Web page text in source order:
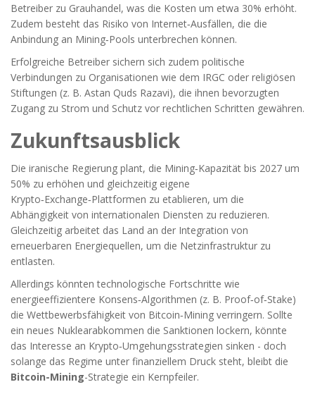
Betreiber zu Grauhandel, was die Kosten um etwa 30% erhöht.
Zudem besteht das Risiko von Internet‑Ausfällen, die die
Anbindung an Mining‑Pools unterbrechen können.
Erfolgreiche Betreiber sichern sich zudem politische
Verbindungen zu Organisationen wie dem IRGC oder religiösen
Stiftungen (z. B. Astan Quds Razavi), die ihnen bevorzugten
Zugang zu Strom und Schutz vor rechtlichen Schritten gewähren.
Zukunftsausblick
Die iranische Regierung plant, die Mining‑Kapazität bis 2027 um
50% zu erhöhen und gleichzeitig eigene
Krypto‑Exchange‑Plattformen zu etablieren, um die
Abhängigkeit von internationalen Diensten zu reduzieren.
Gleichzeitig arbeitet das Land an der Integration von
erneuerbaren Energiequellen, um die Netzinfrastruktur zu
entlasten.
Allerdings könnten technologische Fortschritte wie
energieeffizientere Konsens‑Algorithmen (z. B. Proof‑of‑Stake)
die Wettbewerbsfähigkeit von Bitcoin‑Mining verringern. Sollte
ein neues Nuklearabkommen die Sanktionen lockern, könnte
das Interesse an Krypto‑Umgehungsstrategien sinken - doch
solange das Regime unter finanziellem Druck steht, bleibt die
Bitcoin-Mining-Strategie ein Kernpfeiler.